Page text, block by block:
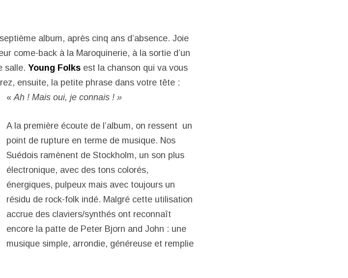
album, après cinq ans d’absence. Joie
come-back à la Maroquinerie, à la sortie d’un
salle. Young Folks est la chanson qui va vous
ensuite, la petite phrase dans votre tête :
« Ah ! Mais oui, je connais ! »
A la première écoute de l’album, on ressent un
point de rupture en terme de musique. Nos
Suédois ramènent de Stockholm, un son plus
électronique, avec des tons colorés,
énergiques, pulpeux mais avec toujours un
résidu de rock-folk indé. Malgré cette utilisation
accrue des claviers/synthés ont reconnaît
encore la patte de Peter Bjorn and John : une
musique simple, arrondie, généreuse et remplie